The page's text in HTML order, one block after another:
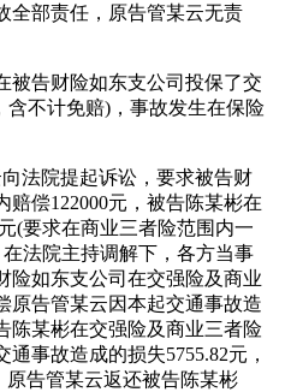
全部责任，原告管某云无责
被告财险如东支公司投保了交
含不计免赔)，事故发生在保险
法院提起诉讼，要求被告财
赔偿122000元，被告陈某彬在
(要求在商业三者险范围内一
法院主持调解下，各方当事
险如东支公司在交强险及商业
原告管某云因本起交通事故造
陈某彬在交强险及商业三者险
事故造成的损失5755.82元，
原告管某云返还被告陈某彬